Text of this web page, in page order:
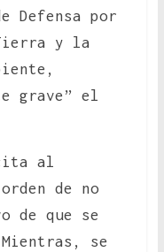
Defensa por
y la
grave” el
al
de no
de que se
se